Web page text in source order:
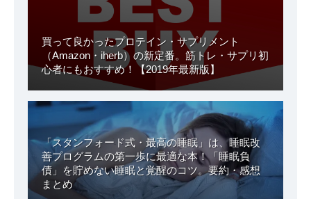
買って良かったプロテイン・サプリメント
（Amazon・iherb）の新定番。筋トレ・サプリ初
心者にもおすすめ！【2019年最新版】
「スタンフォード式・最高の睡眠」は、睡眠改
善プログラムの第一歩に最適な本！「睡眠負
債」を貯めない睡眠と覚醒のコツ。要約・感想
まとめ